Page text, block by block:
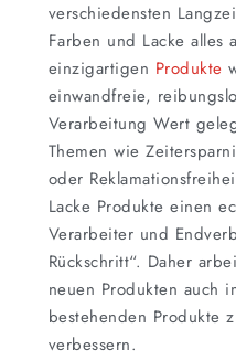
verschiedensten
Farben und Lacke alles
einzigartigen Produkte
einwandfreie,
Verarbeitung Wert
Themen wie
oder
Lacke Produkte einen
Verarbeiter und
Rückschritt“. Daher
neuen Produkten auch
bestehenden Produkte
verbessern.